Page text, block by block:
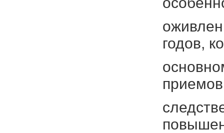
годов,